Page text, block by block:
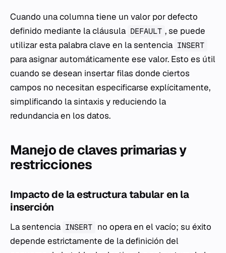
Cuando una columna tiene un valor por defecto
definido mediante la cláusula DEFAULT , se puede
utilizar esta palabra clave en la sentencia INSERT
para asignar automáticamente ese valor. Esto es útil
cuando se desean insertar filas donde ciertos
campos no necesitan especificarse explícitamente,
simplificando la sintaxis y reduciendo la
redundancia en los datos.
Manejo de claves primarias y
restricciones
Impacto de la estructura tabular en la
inserción
La sentencia INSERT no opera en el vacío; su éxito
depende estrictamente de la definición del